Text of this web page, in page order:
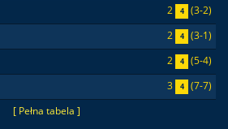
[ Pełna tabela ]
2 4
(3-2)
2 4
(3-1)
2 4
(5-4)
3 4 (7-7)